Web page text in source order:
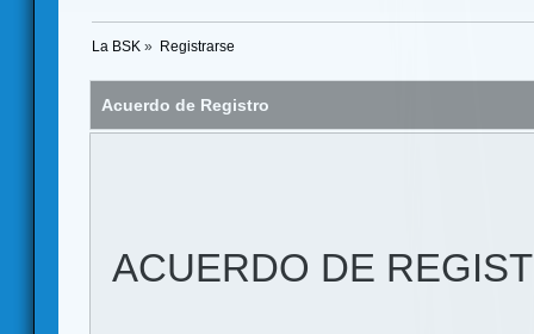
La BSK » Registrarse
Acuerdo de Registro
ACUERDO DE